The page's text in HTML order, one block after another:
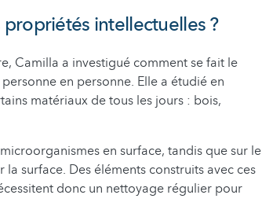
intellectuelles ?
Camilla a investigué comment se fait le
en personne. Elle a étudié en
matériaux de tous les jours : bois,
en surface, tandis que sur le
surface. Des éléments construits avec ces
donc un nettoyage régulier pour